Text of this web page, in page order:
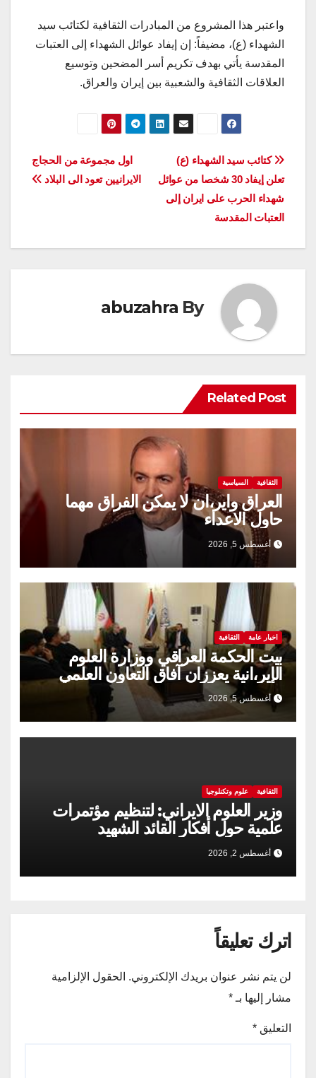
واعتبر هذا المشروع من المبادرات الثقافية لكتائب سيد
الشهداء (ع)، مضيفاً: إن إيفاد عوائل الشهداء إلى العتبات
المقدسة يأتي بهدف تكريم أسر المضحين وتوسيع
العلاقات الثقافية والشعبية بين إيران والعراق.
تصفّح
المقالات
اول مجموعة من الحجاج
الايرانيين تعود الى البلاد
كتائب سيد الشهداء (ع)
تعلن إيفاد 30 شخصا من عوائل
شهداء الحرب على ايران إلى
العتبات المقدسة
By
abuzahra
Related Post
الثقافية السياسية
العراق واير،ان لا يمكن الفراق مهما
حاول الاعداء
أغسطس 5, 2026
اخبار عامة الثقافية
بيت الحكمة العراقي ووزارة العلوم
الإير،انية يعززان آفاق التعاون العلمي
والثقافي.
أغسطس 5, 2026
الثقافية علوم وتكنلوجيا
وزير العلوم الايراني: لتنظيم مؤتمرات
علمية حول أفكار القائد الشهيد
أغسطس 2, 2026
اترك تعليقاً
لن يتم نشر عنوان بريدك الإلكتروني. الحقول الإلزامية
مشار إليها بـ *
التعليق *